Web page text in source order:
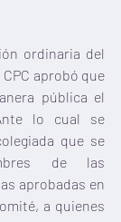
ordinaria del
aprobó que
pública el
lo cual se
que se
de las
aprobadas en
a quienes